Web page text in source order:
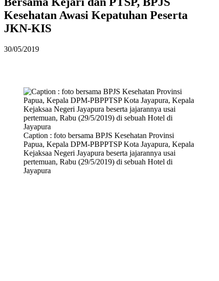
Kesehatan Awasi Kepatuhan Peserta
JKN-KIS
30/05/2019
Caption : foto bersama BPJS Kesehatan Provinsi
Papua, Kepala DPM-PBPPTSP Kota Jayapura, Kepala
Kejaksaa Negeri Jayapura beserta jajarannya usai
pertemuan, Rabu (29/5/2019) di sebuah Hotel di
Jayapura